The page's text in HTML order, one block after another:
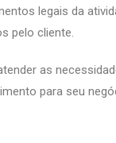
legais da
pelo cliente.
as
para seu